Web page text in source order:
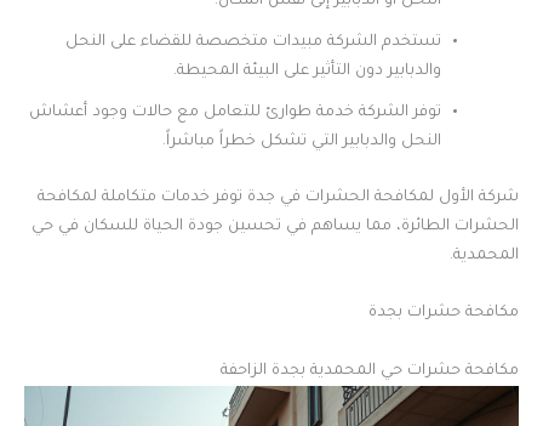
تستخدم الشركة مبيدات متخصصة للقضاء على النحل
والدبابير دون التأثير على البيئة المحيطة.
توفر الشركة خدمة طوارئ للتعامل مع حالات وجود أعشاش
النحل والدبابير التي تشكل خطراً مباشراً.
شركة الأول لمكافحة الحشرات في جدة توفر خدمات متكاملة لمكافحة
الحشرات الطائرة، مما يساهم في تحسين جودة الحياة للسكان في حي
المحمدية.
مكافحة حشرات بجدة
مكافحة حشرات حي المحمدية بجدة الزاحفة